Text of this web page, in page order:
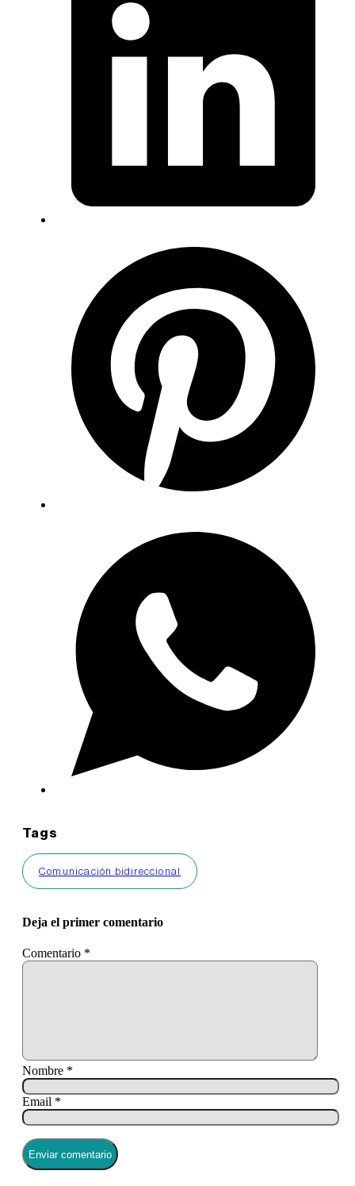
Tags
Comunicación bidireccional
Deja el primer comentario
Nombre *
Email *
Comentario *